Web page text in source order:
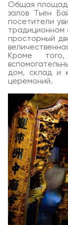
Общая
залов Тьен
посетители
традиционном
просторный
Кроме
дом, склад и
церемоний.